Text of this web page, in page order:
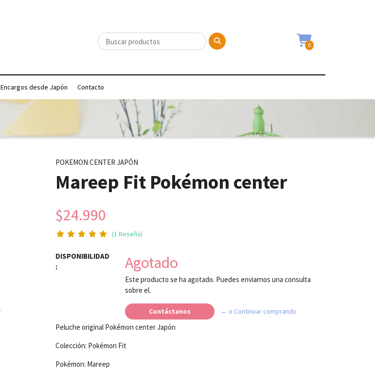
0
Encargos desde Japón Contacto
POKEMON CENTER JAPÓN
Mareep Fit Pokémon center
$24.990
(1 Reseña)
DISPONIBILIDAD
:
Agotado
Este producto se ha agotado. Puedes enviarnos una consulta
sobre el.
Contáctanos ← o Continuar comprando
Peluche original Pokémon center Japón
Colección: Pokémon Fit
Pokémon: Mareep